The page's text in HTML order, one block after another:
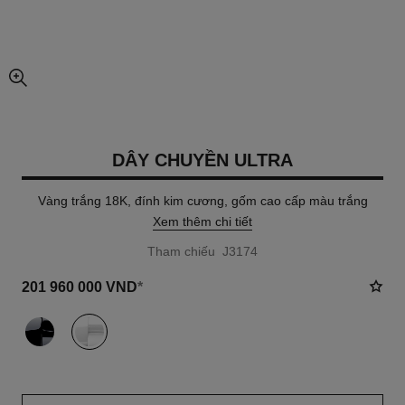
chế độ xem hình ảnh mở rộng
DÂY CHUYỀN ULTRA
Vàng trắng 18K, đính kim cương, gốm cao cấp màu trắng
Xem thêm chi tiết
Tham chiếu J3174
201 960 000 VND*
khác(2)